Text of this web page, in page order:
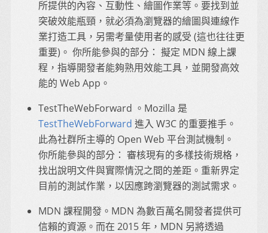
所提供的內容、互動性、繪圖作業等。要找到並
突破效能瓶頸，就必須為瀏覽器的繪圖與連線作
業打造工具，另需考量使用者的感受 (這也往往更
重要)。 你所能參與的部分： 擬定 MDN 線上課
程，指導開發者能夠熟用效能工具，並開發高效
能的 Web App。
TestTheWebForward 。Mozilla 是
TestTheWebForward 進入 W3C 的重要推手。
此為社群所主導的 Open Web 平台測試機制。
你所能參與的部分： 審核現有的多樣技術規格，
找出說明文件與實際情況之間的差距。重新界定
目前的測試作業，以因應跨瀏覽器的測試需求。
MDN 課程開發。MDN 為數百萬名開發者提供可
信賴的資源。而在 2015 年，MDN 另將透過